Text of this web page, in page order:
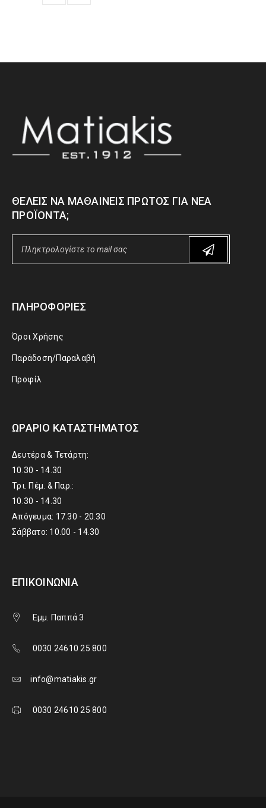
ΘΈΛΕΙΣ ΝΑ ΜΑΘΑΊΝΕΙΣ ΠΡΏΤΟΣ ΓΙΑ ΝΈΑ
ΠΡΟΪΌΝΤΑ;
ΠΛΗΡΟΦΟΡΊΕΣ
Όροι Χρήσης
Παράδοση/Παραλαβή
Προφίλ
ΩΡΆΡΙΟ ΚΑΤΑΣΤΉΜΑΤΟΣ
Δευτέρα & Τετάρτη:
10.30 - 14.30
Τρι. Πέμ. & Παρ.:
10.30 - 14.30
Απόγευμα: 17.30 - 20.30
Σάββατο: 10.00 - 14.30
ΕΠΙΚΟΙΝΩΝΊΑ
Εμμ. Παππά 3
0030 24610 25 800
info@matiakis.gr
0030 24610 25 800